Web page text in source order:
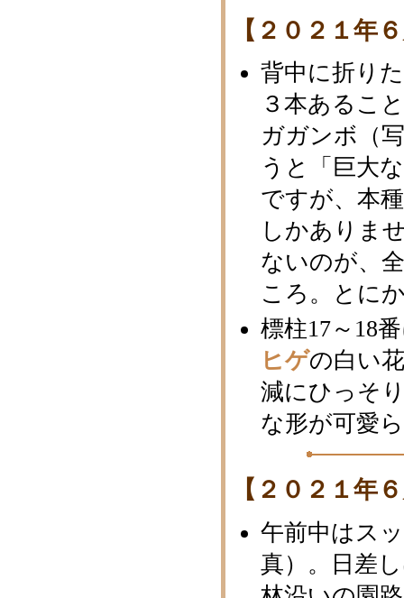
【２０２１年
背中に折り
３本あるこ
ガガンボ（
うと「巨大
ですが、本
しかありま
ないのが、
ころ。とに
標柱17～18
ヒゲの白い
減にひっそ
な形が可愛
【２０２１年
午前中はス
真）。日差